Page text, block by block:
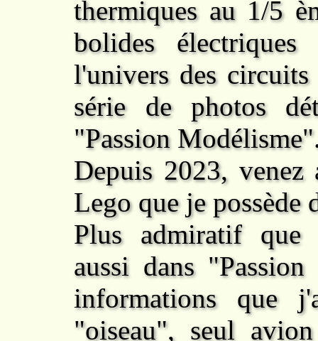
thermiques au 1/5
bolides
l'univers des
série de photos
"Passion
Depuis 2023, venez
Lego que je possède
Plus admiratif que
aussi dans
informations que
"oiseau", seul